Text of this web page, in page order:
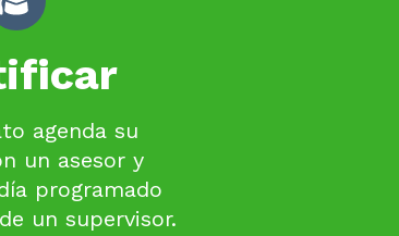
agenda su
un asesor y
programado
un supervisor.